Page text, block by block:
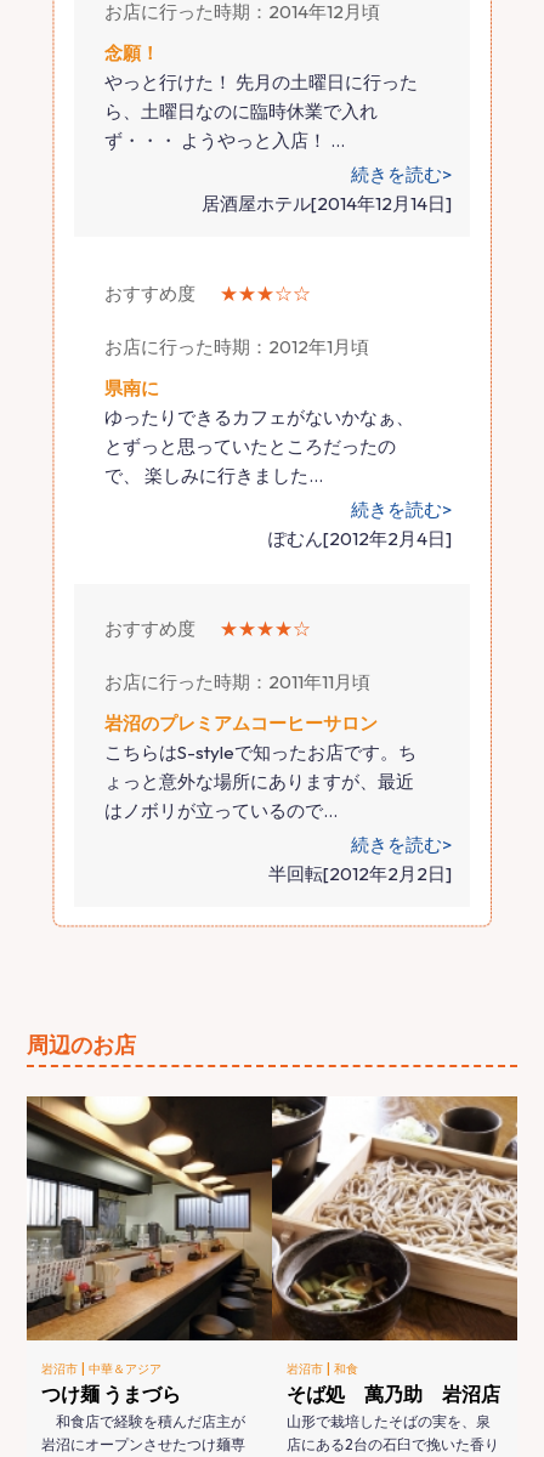
お店に行った時期：2014年12月頃
念願！
やっと行けた！ 先月の土曜日に行った
ら、土曜日なのに臨時休業で入れ
ず・・・ ようやっと入店！ …
続きを読む>
居酒屋ホテル[2014年12月14日]
おすすめ度 ★★★☆☆
お店に行った時期：2012年1月頃
県南に
ゆったりできるカフェがないかなぁ、
とずっと思っていたところだったの
で、 楽しみに行きました…
続きを読む>
ぽむん[2012年2月4日]
おすすめ度 ★★★★☆
お店に行った時期：2011年11月頃
岩沼のプレミアムコーヒーサロン
こちらはS-styleで知ったお店です。ち
ょっと意外な場所にありますが、最近
はノボリが立っているので…
続きを読む>
半回転[2012年2月2日]
周辺のお店
岩沼市 |中華＆アジア
つけ麺 うまづら
和食店で経験を積んだ店主が
岩沼にオープンさせたつけ麺専
岩沼市 | 和食
そば処 萬乃助 岩沼店
山形で栽培したそばの実を、泉
店にある2台の石臼で挽いた香り